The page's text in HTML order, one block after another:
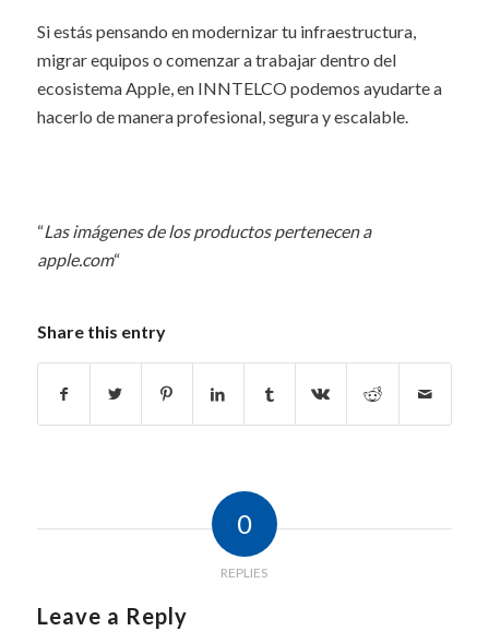
Si estás pensando en modernizar tu infraestructura,
migrar equipos o comenzar a trabajar dentro del
ecosistema Apple, en INNTELCO podemos ayudarte a
hacerlo de manera profesional, segura y escalable.
“Las imágenes de los productos pertenecen a
apple.com“
Share this entry
0
REPLIES
Leave a Reply